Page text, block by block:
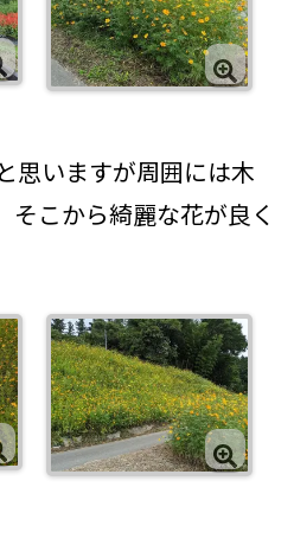
思いますが周囲には木
そこから綺麗な花が良く